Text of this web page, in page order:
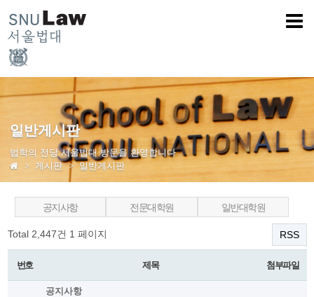
일반게시판
법학의 전당 서울법대 방문을 환영합니다
게시판
일반게시판
공지사항 전문대학원 일반대학원
Total 2,447건 1 페이지 RSS
번호 제목 첨부파일
공지사항